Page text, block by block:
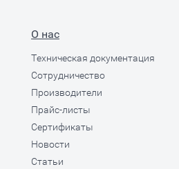
О нас
Техническая документация
Сотрудничество
Производители
Прайс-листы
Сертификаты
Новости
Статьи